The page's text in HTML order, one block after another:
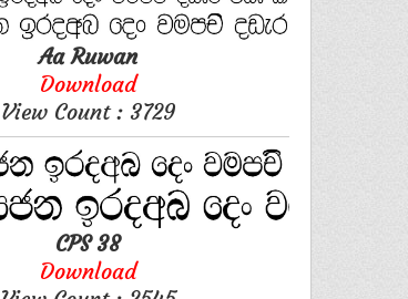
Aa Ruwan
Download
View Count : 3729
CPS 38
Download